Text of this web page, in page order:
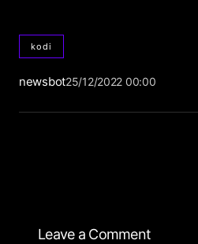
kodi
newsbot25/12/2022 00:00
Leave a Comment